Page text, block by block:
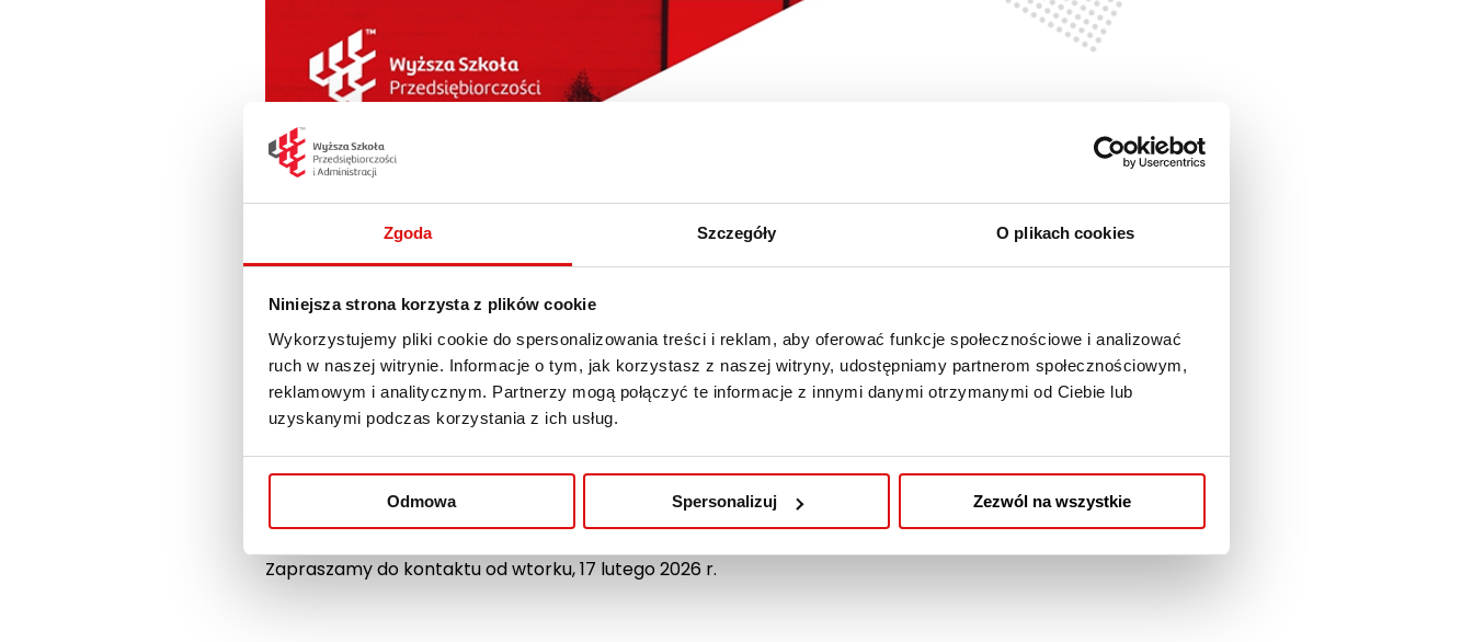
Zgoda Szczegóły O plikach cookies
Niniejsza strona korzysta z plików cookie
Wykorzystujemy pliki cookie do spersonalizowania treści i reklam, aby oferować funkcje społecznościowe i analizować
ruch w naszej witrynie. Informacje o tym, jak korzystasz z naszej witryny, udostępniamy partnerom społecznościowym,
reklamowym i analitycznym. Partnerzy mogą połączyć te informacje z innymi danymi otrzymanymi od Ciebie lub
uzyskanymi podczas korzystania z ich usług.
Odmowa Spersonalizuj Zezwól na wszystkie
Informujemy, że w poniedziałek, 16 lutego 2026 r., Centrum Rekrutacji i Obsługi Kandydata będzie nieczynne.
Zapraszamy do kontaktu od wtorku, 17 lutego 2026 r.